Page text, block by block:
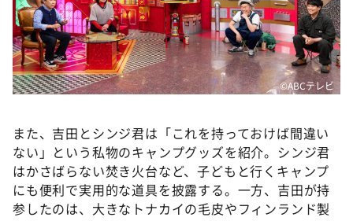
©ABCテレビ
また、吉田とシンジ君は「これを持っておけば間違い
ない」という私物のキャンプグッズを紹介。シンジ君
はかさばらない焚き火台など、子どもと行くキャンプ
にも便利で実用的な道具を披露する。一方、吉田が持
参したのは、大きなトナカイの毛皮やフィンランド製